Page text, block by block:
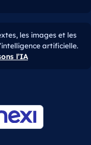
les images et les
artificielle.
l’IA